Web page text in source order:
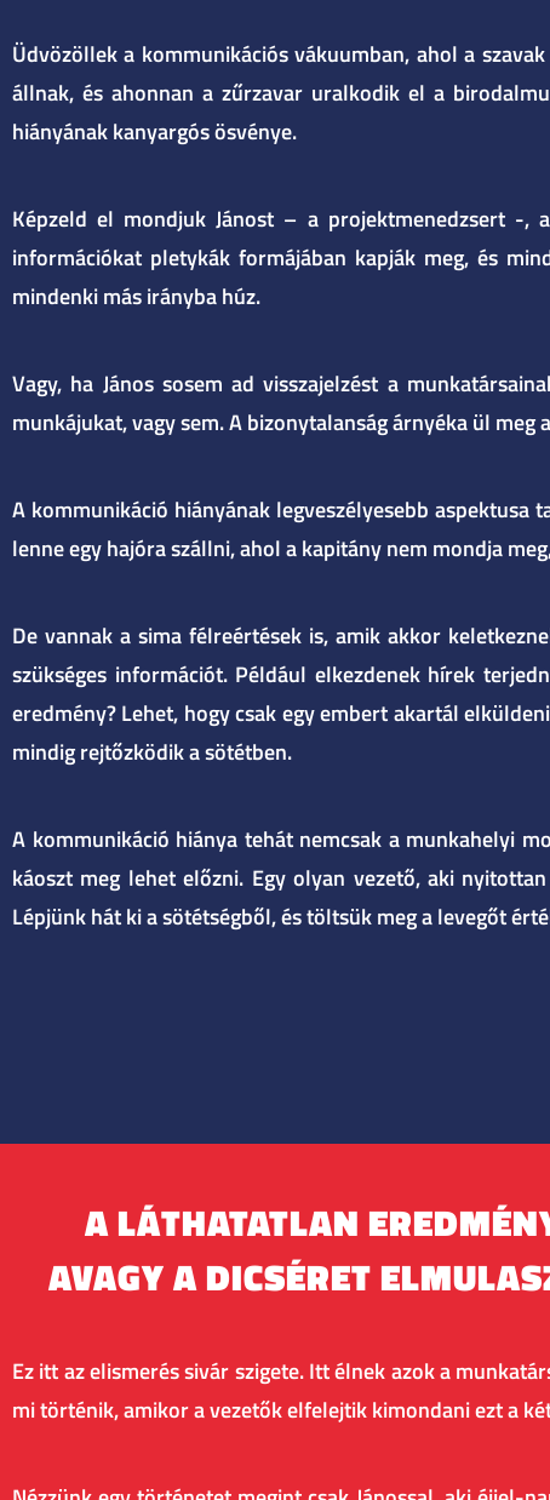
Üdvözöllek a kommunikációs vákuumban, ahol a
állnak, és ahonnan a zűrzavar uralkodik el a
hiányának kanyargós ösvénye.
Képzeld el mondjuk Jánost – a projektmenedzsert -,
információkat pletykák formájában kapják meg, és
mindenki más irányba húz.
Vagy, ha János sosem ad visszajelzést a
munkájukat, vagy sem. A bizonytalanság árnyéka ül
A kommunikáció hiányának legveszélyesebb aspektusa
lenne egy hajóra szállni, ahol a kapitány nem mondja
De vannak a sima félreértések is, amik akkor
szükséges információt. Például elkezdenek hírek
eredmény? Lehet, hogy csak egy embert akartál
mindig rejtőzködik a sötétben.
A kommunikáció hiánya tehát nemcsak a munkahelyi
káoszt meg lehet előzni. Egy olyan vezető, aki
Lépjünk hát ki a sötétségből, és töltsük meg a levegőt
A LÁTHATATLAN
AVAGY A DICSÉRET
Ez itt az elismerés sivár szigete. Itt élnek azok a
mi történik, amikor a vezetők elfelejtik kimondani ezt a